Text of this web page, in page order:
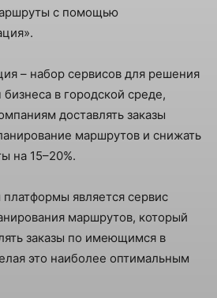
с помощью
– набор сервисов для решения
бизнеса в городской среде,
доставлять заказы
маршрутов и снижать
на 15–20%.
является сервис
маршрутов, который
заказы по имеющимся в
это наиболее оптимальным